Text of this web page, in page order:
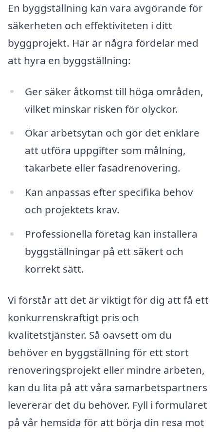
En byggställning kan vara avgörande för
säkerheten och effektiviteten i ditt
byggprojekt. Här är några fördelar med
att hyra en byggställning:
Ger säker åtkomst till höga områden,
vilket minskar risken för olyckor.
Ökar arbetsytan och gör det enklare
att utföra uppgifter som målning,
takarbete eller fasadrenovering.
Kan anpassas efter specifika behov
och projektets krav.
Professionella företag kan installera
byggställningar på ett säkert och
korrekt sätt.
Vi förstår att det är viktigt för dig att få ett
konkurrenskraftigt pris och
kvalitetstjänster. Så oavsett om du
behöver en byggställning för ett stort
renoveringsprojekt eller mindre arbeten,
kan du lita på att våra samarbetspartners
levererar det du behöver. Fyll i formuläret
på vår hemsida för att börja din resa mot